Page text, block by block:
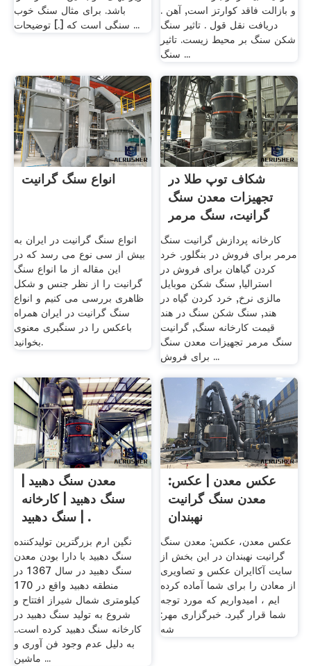
باشد. برای مثال سنگ خوب
سنگی است که [.] توضیحات ...
و بازالت فاقد کوارتز است, آهن .
دریافت نقل قول . تاثیر سنگ
شکن سنگ بر محیط زیست. تاثیر
سنگ ...
انواع سنگ گرانیت
انواع سنگ گرانیت در ایران به
بیش از سی نوع می رسد که در
این مقاله از ما انواع سنگ
گرانیت را از نظر جنس و شکل
ظاهری بررسی می کنیم و انواع
سنگ گرانیت در ایران همراه
باعکس را در سنگبری معنوی
بخوانید.
شکاف توپ طلا در
تجهیزات معدن سنگ
گرانیت، سنگ مرمر
کارخانه پردازش گرانیت سنگ
مرمر برای فروش در بنگلور. خرد
کردن گیاهان برای فروش در
استرالیا, سنگ شکن موبایل
مالزی نرخ, خرد کردن گیاه در
هند, سنگ شکن سنگ در هند
قیمت کارخانه سنگ, گرانیت
سنگ مرمر تجهیزات معدن سنگ
برای فروش ...
معدن سنگ دهبید |
سنگ دهبید | کارخانه
سنگ دهبید | .
نگين ارم بزرگترین تولیدکننده
سنگ دهبید با دارا بودن معدن
سنگ دهبید در سال 1367 در
منطقه دهبيد واقع در 170
کيلومتری شمال شيراز افتتاح و
شروع به توليد سنگ دهبيد در
کارخانه سنگ دهبید کرده است..
به دلیل عدم وجود فن آوری و
ماشین ...
عکس معدن | عکس:
معدن سنگ گرانیت
نهبندان
عکس معدن، عکس: معدن سنگ
گرانیت نهبندان در این بخش از
سایت آکاایران عکس و تصاویری
از معادن را برای شما آماده کرده
ایم ، امیدواریم که مورد توجه
شما قرار گیرد. خبرگزاری مهر:
شه